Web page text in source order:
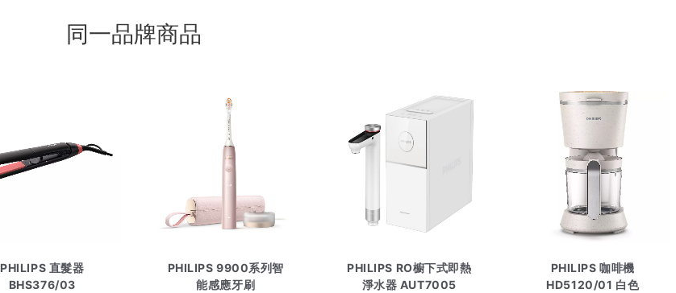
同一品牌商品
PHILIPS 直髮器
BHS376/03
PHILIPS 9900系列智
能感應牙刷
PHILIPS RO櫥下式即熱
淨水器 AUT7005
PHILIPS 咖啡機
HD5120/01 白色